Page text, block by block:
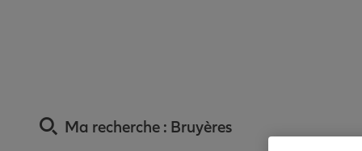
Ma recherche : Bruyères